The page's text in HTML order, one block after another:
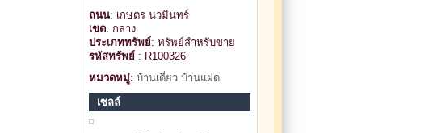
ถนน: เกษตร นวมินทร์
เขต: กลาง
ประเภททรัพย์: ทรัพย์สำหรับขาย
รหัสทรัพย์ : R100326
หมวดหมู่: บ้านเดี่ยว บ้านแฝด
เซลล์